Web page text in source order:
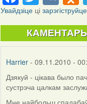
Увайдзіце ці
Harrier - 09.11.2010 -
Дзякуй - цікава было
сустрэча цалкам
Мне найбольш